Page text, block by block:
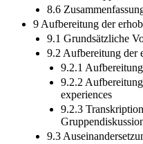
8.5.6
8.6
9 Aufbereitung der
9.1 Grundsätzliche
9.2 Aufbereitung der
9.2.1
9.2.2 Aufbereitung
experiences
9.2.3